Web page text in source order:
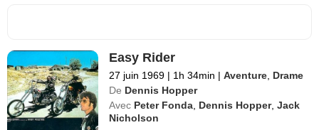
Easy Rider
27 juin 1969 | 1h 34min | Aventure Drame
De Dennis Hopper
Avec Peter Fonda Dennis Hopper,Jack
Nicholson